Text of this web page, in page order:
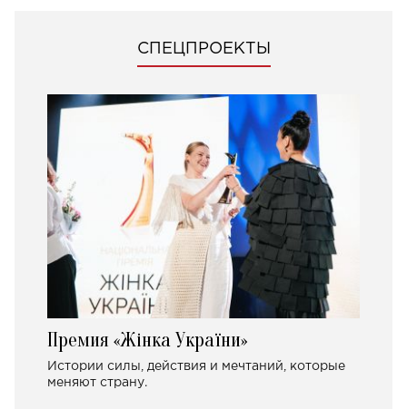
СПЕЦПРОЕКТЫ
Премия «Жінка України»
Истории силы, действия и мечтаний, которые
меняют страну.